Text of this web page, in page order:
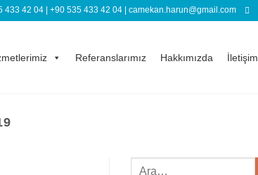
433 42 04 +90 535 433 42 04 camekan.harun@gmail.com
Referanslarımız Hakkımızda İletişim